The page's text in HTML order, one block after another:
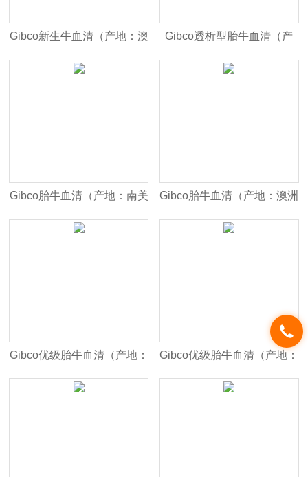
Gibco新生牛血清（产地：澳
洲血源 货号：16010-159）
Gibco透析型胎牛血清（产
地：北美血源 货号：
Gibco胎牛血清（产地：南美
血源 货号：C2027050）
Gibco胎牛血清（产地：澳洲
血源 货号：10099-141）
Gibco优级胎牛血清（产地：
墨西哥血源 货号：
Gibco优级胎牛血清（产地：
北美血源 货号：